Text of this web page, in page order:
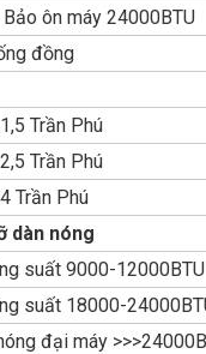
ôn máy 24000BTU
đồng
Trần Phú
Trần Phú
Trần Phú
dàn nóng
suất 9000-12000BTU
suất 18000-
đại máy